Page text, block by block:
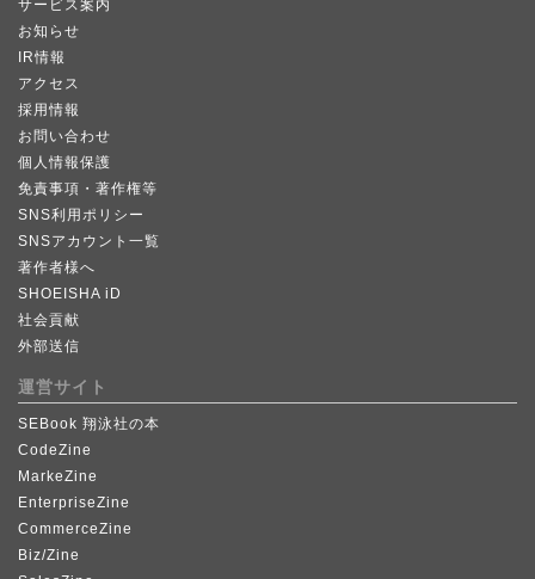
サービス案内
お知らせ
IR情報
アクセス
採用情報
お問い合わせ
個人情報保護
免責事項・著作権等
SNS利用ポリシー
SNSアカウント一覧
著作者様へ
SHOEISHA iD
社会貢献
外部送信
運営サイト
SEBook 翔泳社の本
CodeZine
MarkeZine
EnterpriseZine
CommerceZine
Biz/Zine